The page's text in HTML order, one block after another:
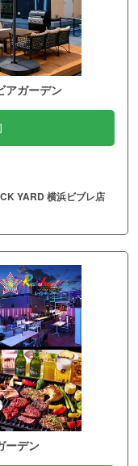
アガーデン
YARD 横浜ビブレ店
ーデン